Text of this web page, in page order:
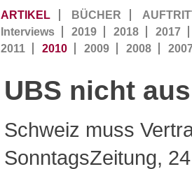
ARTIKEL BÜCHER
Interviews
2019 2018
2017
2011
2010 2009 2008
UBS nicht
Schweiz muss
SonntagsZeitung,